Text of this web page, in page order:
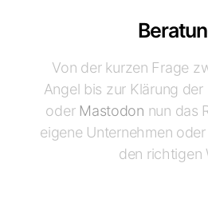
Von der kurzen Frage
Angel bis zur Klärung
oder Mastodon nun das
eigene Unternehmen
den richtigen